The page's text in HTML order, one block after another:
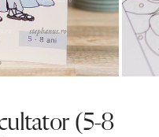
(5-8